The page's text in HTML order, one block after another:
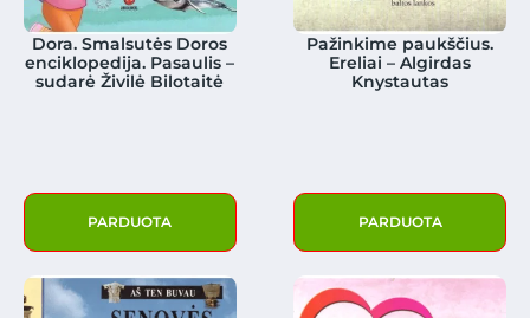
Dora. Smalsutės Doros
enciklopedija. Pasaulis –
sudarė Živilė Bilotaitė
PARDUOTA
Pažinkime paukščius.
Ereliai – Algirdas
Knystautas
PARDUOTA